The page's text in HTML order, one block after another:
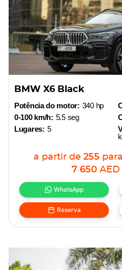
BMW X6 Black
Potência do motor: 340 hp
0-100 km/h: 5.5 seg
Lugares: 5
a partir de 255 para
7 650 AED
WhatsApp
Reserva